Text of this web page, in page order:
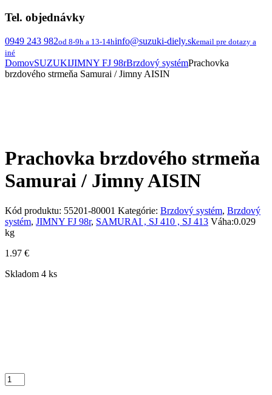
Tel. objednávky
0949 243 982od 8-9h a 13-14hinfo@suzuki-diely.skemail pre dotazy a
iné
DomovSUZUKIJIMNY FJ 98rBrzdový systémPrachovka
brzdového strmeňa Samurai / Jimny AISIN
Prachovka brzdového strmeňa
Samurai / Jimny AISIN
Kód produktu: 55201-80001 Kategórie: Brzdový systém, Brzdový
systém, JIMNY FJ 98r, SAMURAI , SJ 410 , SJ 413 Váha:0.029
kg
1.97 €
Skladom 4 ks